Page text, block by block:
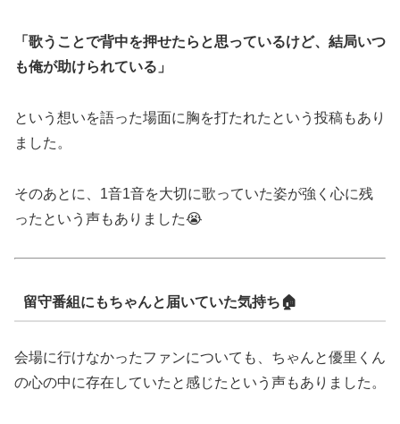
「歌うことで背中を押せたらと思っているけど、結局いつ
も俺が助けられている」
という想いを語った場面に胸を打たれたという投稿もあり
ました。
そのあとに、1音1音を大切に歌っていた姿が強く心に残
ったという声もありました😭
留守番組にもちゃんと届いていた気持ち🏠
会場に行けなかったファンについても、ちゃんと優里くん
の心の中に存在していたと感じたという声もありました。